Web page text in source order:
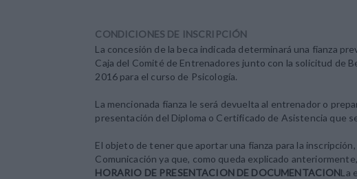
CONDICIONES DE INSCRIPCIÓN
La concesión de la beca indicada determinará una fianza
Caja del Comité de Entrenadores junto con la solicitud de
2016 para el curso de Psicología.
La mencionada fianza le será devuelta al entrenador o
presentación del Diploma o Certificado de Asistencia que
El objeto de tener que aportar una fianza para la
Comunicación ya que, como queda explicado
HORARIO DE PRESENTACION DE DOCUMENTACIONLa